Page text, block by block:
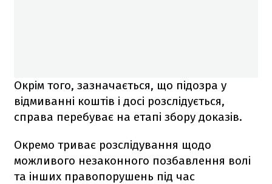
Окрім того, зазначається, що підозра у
відмиванні коштів і досі розслідується,
справа перебуває на етапі збору доказів.
Окремо триває розслідування щодо
можливого незаконного позбавлення волі
та інших правопорушень під час